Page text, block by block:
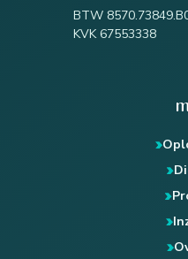
BTW
KVK 67553338